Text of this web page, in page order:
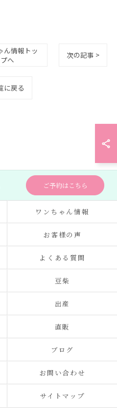
ん情報トッ
プへ
次の記事 >
に戻る
ご予約はこちら
ワンちゃん情報
お客様の声
よくある質問
豆柴
出産
直販
ブログ
お問い合わせ
サイトマップ